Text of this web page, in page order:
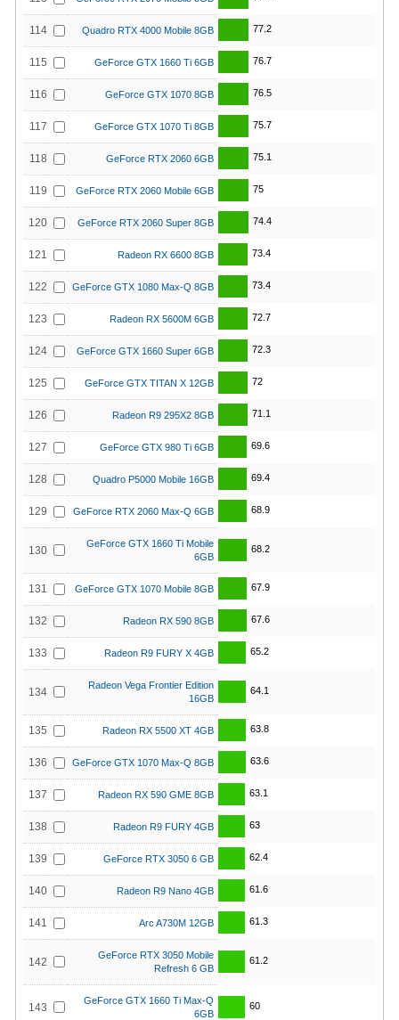
114 Quadro RTX 4000 Mobile 8GB 77.2
115 GeForce GTX 1660 Ti 6GB 76.7
116 GeForce GTX 1070 8GB 76.5
117 GeForce GTX 1070 Ti 8GB 75.7
118 GeForce RTX 2060 6GB 75.1
119 GeForce RTX 2060 Mobile 6GB 75
120 GeForce RTX 2060 Super 8GB 74.4
121 Radeon RX 6600 8GB 73.4
122 GeForce GTX 1080 Max-Q 8GB 73.4
123 Radeon RX 5600M 6GB 72.7
124 GeForce GTX 1660 Super 6GB 72.3
125 GeForce GTX TITAN X 12GB 72
126 Radeon R9 295X2 8GB 71.1
127 GeForce GTX 980 Ti 6GB 69.6
128 Quadro P5000 Mobile 16GB 69.4
129 GeForce RTX 2060 Max-Q 6GB 68.9
130
GeForce GTX 1660 Ti Mobile
6GB
68.2
131 GeForce GTX 1070 Mobile 8GB 67.9
132 Radeon RX 590 8GB 67.6
133 Radeon R9 FURY X 4GB 65.2
134
Radeon Vega Frontier Edition
16GB
64.1
135 Radeon RX 5500 XT 4GB 63.8
136 GeForce GTX 1070 Max-Q 8GB 63.6
137 Radeon RX 590 GME 8GB 63.1
138 Radeon R9 FURY 4GB 63
139 GeForce RTX 3050 6 GB 62.4
140 Radeon R9 Nano 4GB 61.6
141 Arc A730M 12GB 61.3
142
GeForce RTX 3050 Mobile
Refresh 6 GB
61.2
143
GeForce GTX 1660 Ti Max-Q
6GB
60